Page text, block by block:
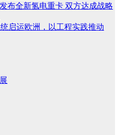
布全新氢电重卡 双方达成战略
启运欧洲，以工程实践推动